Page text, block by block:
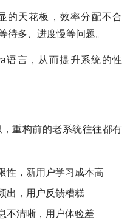
的天花板，效率分配不合
待多、进度慢等问题。
语言，从而提升系统的性
重构前的老系统往往都有
性，新用户学习成本高
出，用户反馈糟糕
不清晰，用户体验差